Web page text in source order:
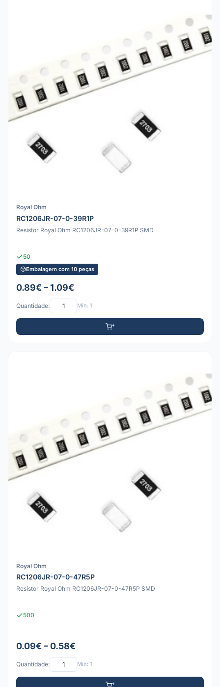
Royal Ohm
RC1206JR-07-0-39R1P
Resistor Royal Ohm RC1206JR-07-0-39R1P SMD
50
Embalagem com 10 peças
0.89€ – 1.09€
Quantidade: Mín: 1
Royal Ohm
RC1206JR-07-0-47R5P
Resistor Royal Ohm RC1206JR-07-0-47R5P SMD
500
0.09€ – 0.58€
Quantidade: Mín: 1